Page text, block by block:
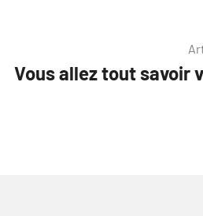
Vous allez tout savoir